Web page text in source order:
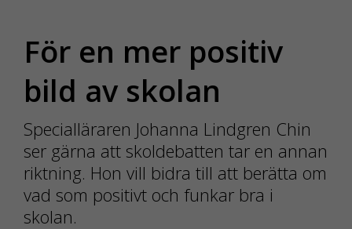
För en mer positiv
bild av skolan
Specialläraren Johanna Lindgren Chin
ser gärna att skoldebatten tar en annan
riktning. Hon vill bidra till att berätta om
vad som positivt och funkar bra i
skolan.